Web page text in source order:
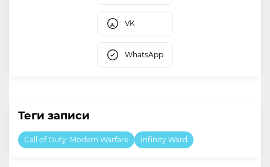
VK
WhatsApp
Теги записи
Call of Duty: Modern Warfare Infinity Ward